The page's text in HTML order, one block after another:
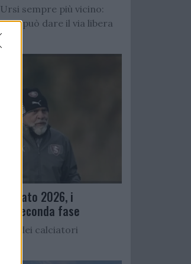
sempre più vicino:
può dare il via libera
2026, i
la seconda fase
dei calciatori